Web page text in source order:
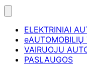
ELEKTRINIAI
eAUTOMOBILIŲ
VAIRUOJU
PASLAUGOS